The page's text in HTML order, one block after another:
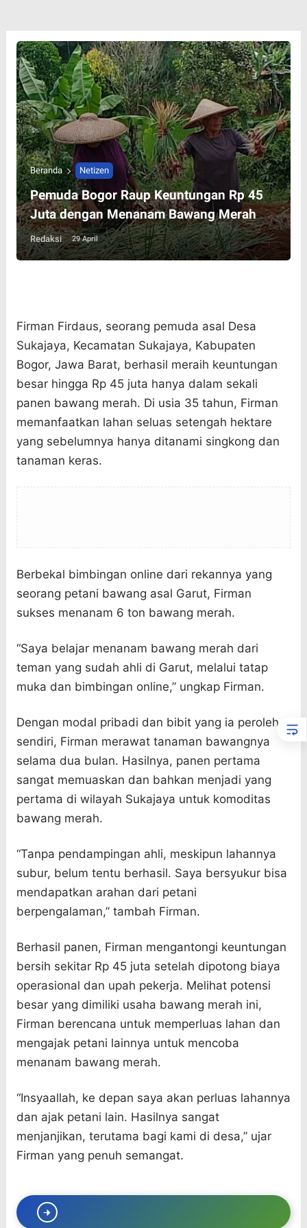
Beranda Netizen
Pemuda Bogor Raup Keuntungan Rp 45
Juta dengan Menanam Bawang Merah
Redaksi 29 April
Firman Firdaus, seorang pemuda asal Desa
Sukajaya, Kecamatan Sukajaya, Kabupaten
Bogor, Jawa Barat, berhasil meraih keuntungan
besar hingga Rp 45 juta hanya dalam sekali
panen bawang merah. Di usia 35 tahun, Firman
memanfaatkan lahan seluas setengah hektare
yang sebelumnya hanya ditanami singkong dan
tanaman keras.
Berbekal bimbingan online dari rekannya yang
seorang petani bawang asal Garut, Firman
sukses menanam 6 ton bawang merah.
“Saya belajar menanam bawang merah dari
teman yang sudah ahli di Garut, melalui tatap
muka dan bimbingan online,” ungkap Firman.
Dengan modal pribadi dan bibit yang ia peroleh
sendiri, Firman merawat tanaman bawangnya
selama dua bulan. Hasilnya, panen pertama
sangat memuaskan dan bahkan menjadi yang
pertama di wilayah Sukajaya untuk komoditas
bawang merah.
“Tanpa pendampingan ahli, meskipun lahannya
subur, belum tentu berhasil. Saya bersyukur bisa
mendapatkan arahan dari petani
berpengalaman,” tambah Firman.
Berhasil panen, Firman mengantongi keuntungan
bersih sekitar Rp 45 juta setelah dipotong biaya
operasional dan upah pekerja. Melihat potensi
besar yang dimiliki usaha bawang merah ini,
Firman berencana untuk memperluas lahan dan
mengajak petani lainnya untuk mencoba
menanam bawang merah.
“Insyaallah, ke depan saya akan perluas lahannya
dan ajak petani lain. Hasilnya sangat
menjanjikan, terutama bagi kami di desa,” ujar
Firman yang penuh semangat.